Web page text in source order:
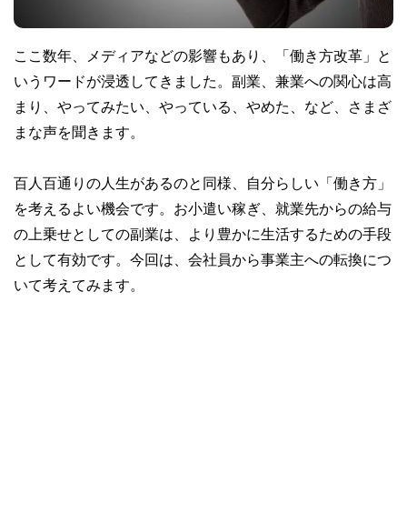
ここ数年、メディアなどの影響もあり、「働き方改革」と
いうワードが浸透してきました。副業、兼業への関心は高
まり、やってみたい、やっている、やめた、など、さまざ
まな声を聞きます。
百人百通りの人生があるのと同様、自分らしい「働き方」
を考えるよい機会です。お小遣い稼ぎ、就業先からの給与
の上乗せとしての副業は、より豊かに生活するための手段
として有効です。今回は、会社員から事業主への転換につ
いて考えてみます。